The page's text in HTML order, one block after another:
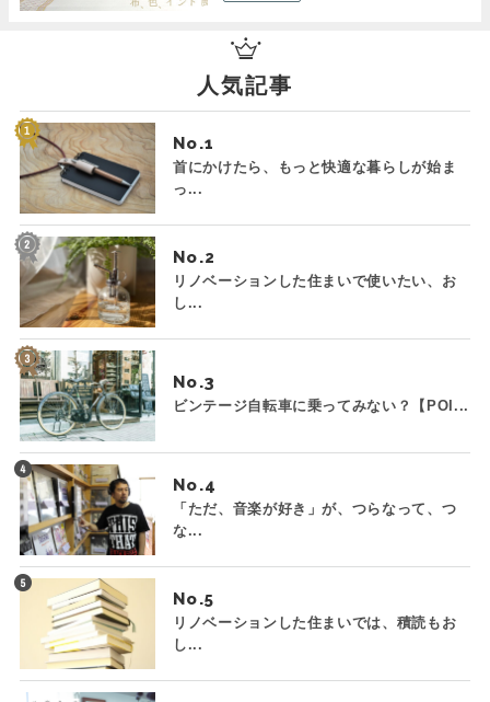
人気記事
No.
首にかけたら、もっと快適な暮らしが始ま
っ...
No.
リノベーションした住まいで使いたい、お
し...
No.
ビンテージ自転車に乗ってみない？【POI...
No.
「ただ、音楽が好き」が、つらなって、つ
な...
No.
リノベーションした住まいでは、積読もお
し...